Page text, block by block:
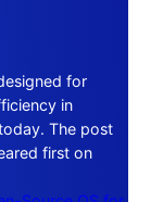
for
in
The post
first on